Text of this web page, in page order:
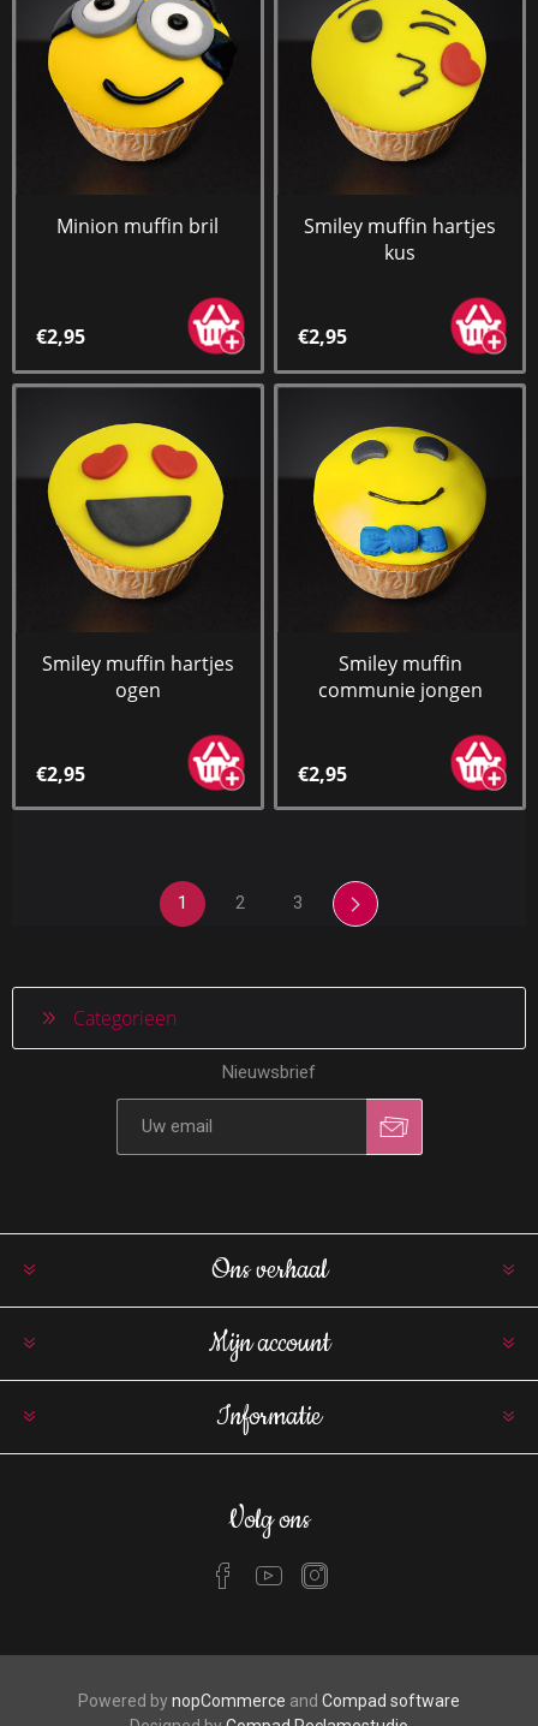
Minion muffin bril
€2,95
Smiley muffin hartjes
kus
€2,95
Smiley muffin hartjes
ogen
€2,95
Smiley muffin
communie jongen
€2,95
1 2 3
Categorieen
Nieuwsbrief
Ons verhaal
Mijn account
Informatie
Volg ons
Powered bynopCommerce and Compad software